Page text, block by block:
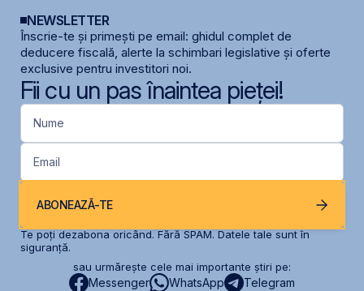
NEWSLETTER
Înscrie-te și primești pe email: ghidul complet de
deducere fiscală, alerte la schimbari legislative și oferte
exclusive pentru investitori noi.
Fii cu un pas înaintea pieței!
Nume
Email
ABONEAZĂ-TE
Te poți dezabona oricând. Fără SPAM. Datele tale sunt în
siguranță.
sau urmărește cele mai importante știri pe:
Messenger WhatsApp Telegram